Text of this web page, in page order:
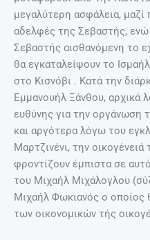
μεγαλύτερη ασφάλεια, μαζί
αδελφές της Σεβαστής,
Σεβαστής αισθανόμενη το
θα εγκαταλείψουν το
στο Κισνόβι . Κατά την
Εμμανουήλ Ξάνθου, αρχικά
ευθύνης για την οργάνωση
και αργότερα λόγω του
Μαρτζινένι, την
φροντίζουν έμπιστα σε
του Μιχαήλ Μιχάλογλου
Μιχαήλ Φωκιανός ο οποίος
των οικονομικών τής